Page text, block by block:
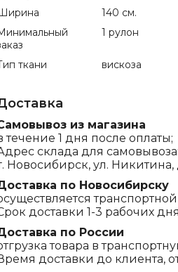
140 см.
1 рулон
ткани вискоза
из магазина
течение 1 дня после оплаты;
склада для самовывоза:
Новосибирск, ул. Никитина,
по Новосибирску
доставки 1-3 рабочих
по России
товара в
доставки до клиента,